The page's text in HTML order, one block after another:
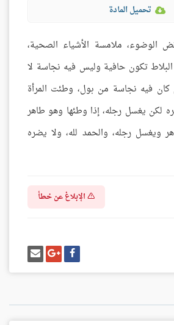
تحميل المادة
الوضوء، ملامسة الأشياء الصحية،
تكون حافية وليس فيه نجاسة لا
فيه نجاسة من بول، وطئت المرأة
لكن يغسل رجله، إذا وطئها وهو طاهر
ويغسل رجله، والحمد لله، ولا يضره
الإبلاغ عن خطأ
شارك
على
فيسبوك
شارك
على
غوغل
بلس
إرسل
إيميل